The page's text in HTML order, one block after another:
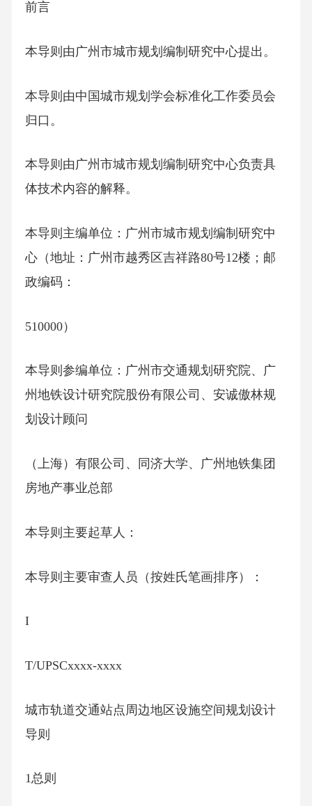
前言
本导则由广州市城市规划编制研究中心提出。
本导则由中国城市规划学会标准化工作委员会
归口。
本导则由广州市城市规划编制研究中心负责具
体技术内容的解释。
本导则主编单位：广州市城市规划编制研究中
心（地址：广州市越秀区吉祥路80号12楼；邮
政编码：
510000）
本导则参编单位：广州市交通规划研究院、广
州地铁设计研究院股份有限公司、安诚傲林规
划设计顾问
（上海）有限公司、同济大学、广州地铁集团
房地产事业总部
本导则主要起草人：
本导则主要审查人员（按姓氏笔画排序）：
I
T/UPSCxxxx-xxxx
城市轨道交通站点周边地区设施空间规划设计
导则
1总则